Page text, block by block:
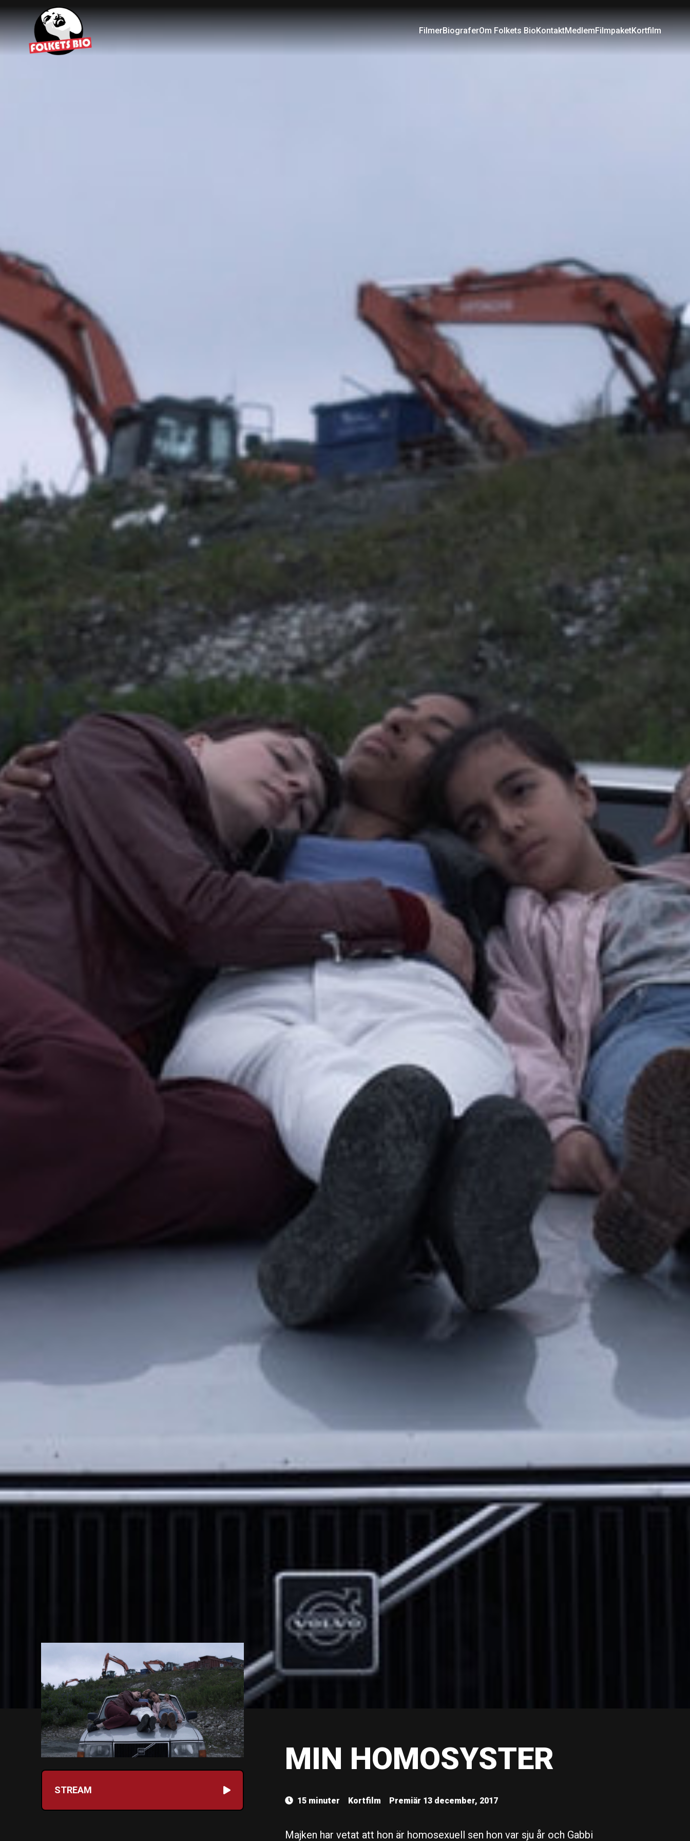
FilmerBiograferOm Folkets BioKontaktMedlemFilmpaketKortfilm
STREAM
MIN HOMOSYSTER
15 minuter Kortfilm Premiär 13 december, 2017
Majken har vetat att hon är homosexuell sen hon var sju år och Gabbi